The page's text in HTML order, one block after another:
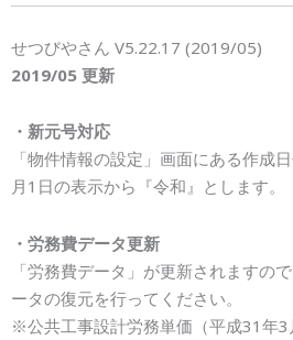
せつびやさん V5.22.17 (2019/05)
2019/05 更新
・新元号対応
「物件情報の設定」画面にある作成
月1日の表示から『令和』とします。
・労務費データ更新
「労務費データ」が更新されますの
ータの復元を行ってください。
※公共工事設計労務単価（平成31年3